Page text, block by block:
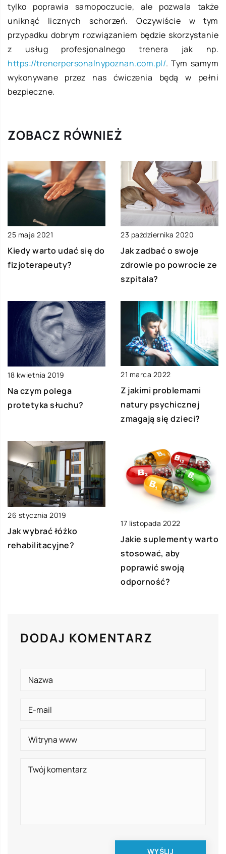
tylko poprawia samopoczucie, ale pozwala także
uniknąć licznych schorzeń. Oczywiście w tym
przypadku dobrym rozwiązaniem będzie skorzystanie
z usług profesjonalnego trenera jak np.
https://trenerpersonalnypoznan.com.pl/. Tym samym
wykonywane przez nas ćwiczenia będą w pełni
bezpieczne.
ZOBACZ RÓWNIEŻ
25 maja 2021
Kiedy warto udać się do
fizjoterapeuty?
23 października 2020
Jak zadbać o swoje
zdrowie po powrocie ze
szpitala?
18 kwietnia 2019
Na czym polega
protetyka słuchu?
21 marca 2022
Z jakimi problemami
natury psychicznej
zmagają się dzieci?
26 stycznia 2019
Jak wybrać łóżko
rehabilitacyjne?
17 listopada 2022
Jakie suplementy warto
stosować, aby
poprawić swoją
odporność?
DODAJ KOMENTARZ